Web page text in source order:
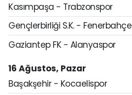
Kasımpaşa - Trabzonspor
Gençlerbirliği S.K. - Fenerbahçe
Gaziantep FK - Alanyaspor
16 Ağustos, Pazar
Başakşehir - Kocaelispor